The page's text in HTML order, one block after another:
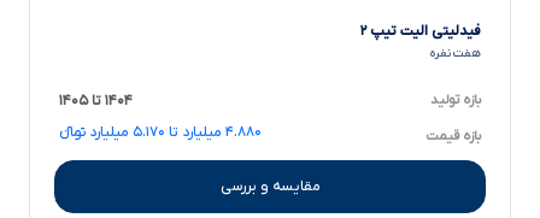
فیدلیتی الیت تیپ ۲
هفت نفره
بازه تولید ۱۴۰۴ تا ۱۴۰۵
بازه قیمت ۴.۸۸۰ میلیارد تا ۵.۱۷۰ میلیارد تومانءءء
مقایسه و بررسی